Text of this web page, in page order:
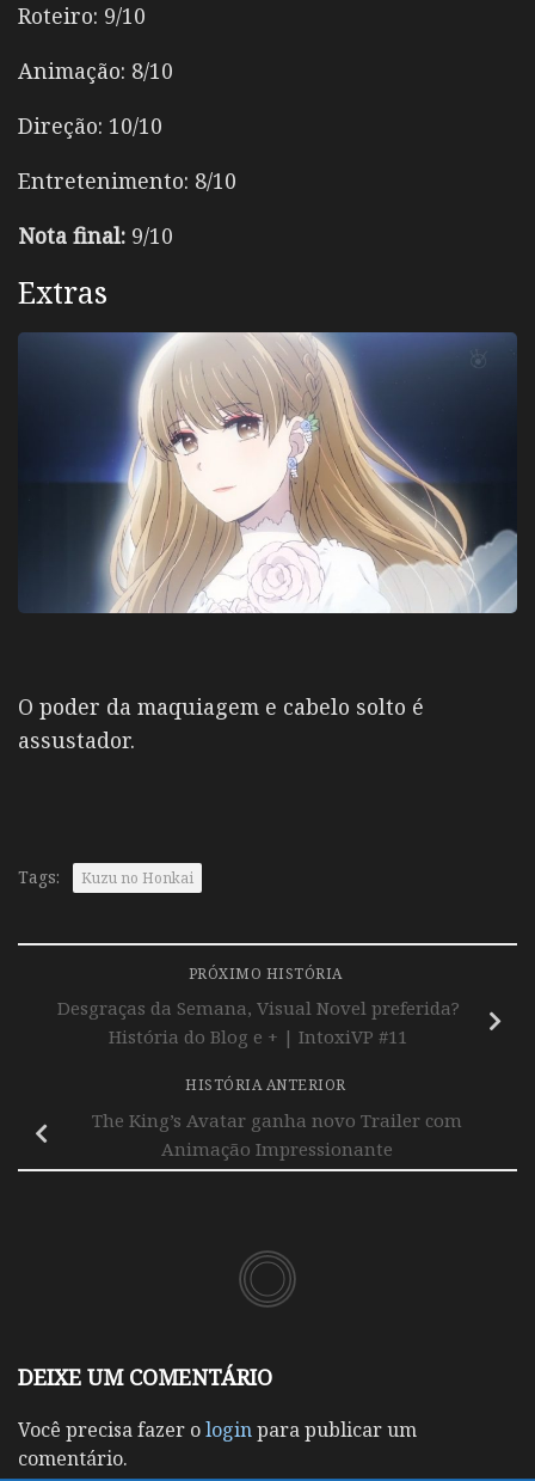
Roteiro: 9/10
Animação: 8/10
Direção: 10/10
Entretenimento: 8/10
Nota final: 9/10
Extras
O poder da maquiagem e cabelo solto é
assustador.
Tags: Kuzu no Honkai
PRÓXIMO HISTÓRIA
Desgraças da Semana, Visual Novel preferida?
História do Blog e + | IntoxiVP #11
HISTÓRIA ANTERIOR
The King’s Avatar ganha novo Trailer com
Animação Impressionante
DEIXE UM COMENTÁRIO
Você precisa fazer ologinpara publicar um
comentário.